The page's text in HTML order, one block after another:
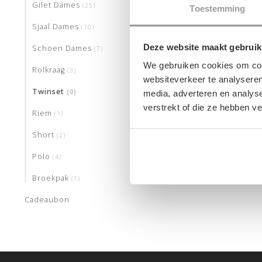
Toestemming
Deze website maakt
We gebruiken cookies om
websiteverkeer te
media, adverteren en
verstrekt of die ze hebben
Gilet Dames (25)
Sjaal Dames (10)
Schoen Dames (7)
Rolkraag (3)
Twinset (0)
Riem (1)
Short (2)
Polo (4)
Broekpak (1)
Cadeaubon